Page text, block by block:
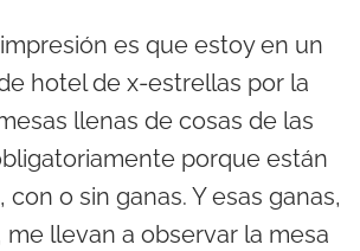
es que estoy en un
hotel de x-estrellas por la
llenas de cosas de las
porque están
con o sin ganas. Y esas ganas,
me llevan a observar la mesa